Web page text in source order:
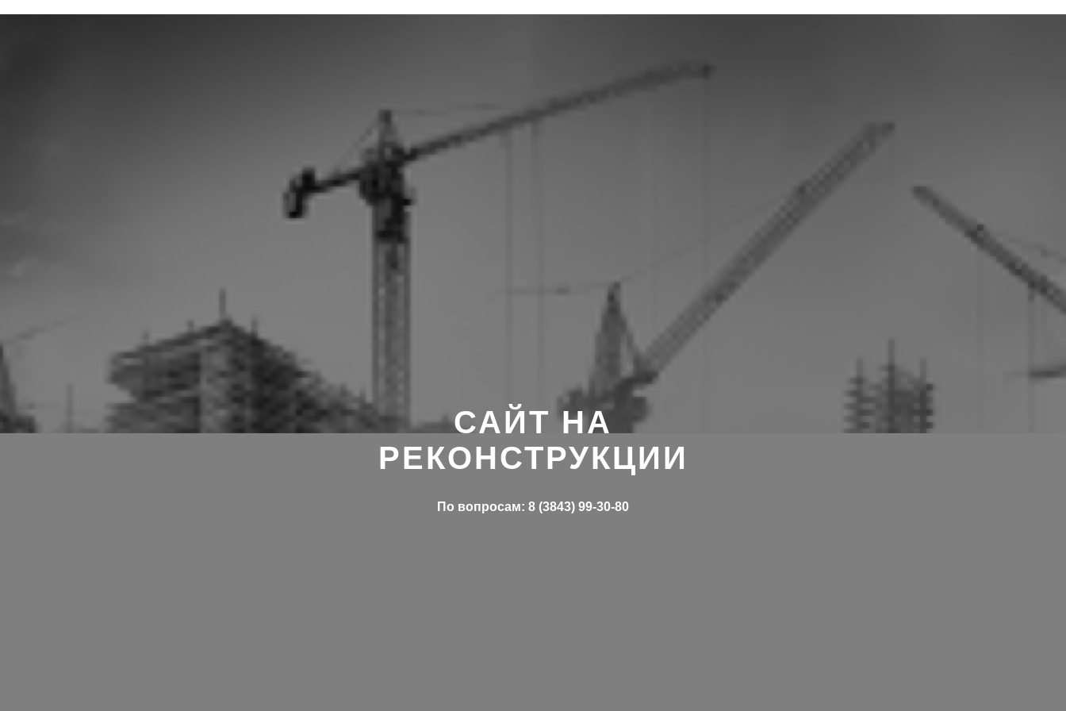
САЙТ НА
РЕКОНСТРУКЦИИ
По вопросам: 8 (3843) 99-30-80